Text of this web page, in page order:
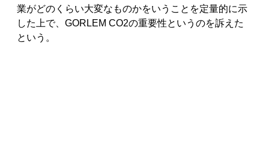
業がどのくらい大変なものかをいうことを定量的に示
した上で、GORLEM CO2の重要性というのを訴えた
という。